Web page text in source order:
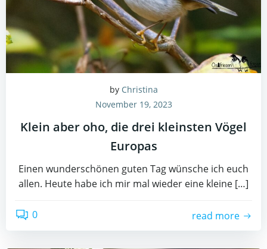
by Christina
November 19, 2023
Klein aber oho, die drei kleinsten Vögel
Europas
Einen wunderschönen guten Tag wünsche ich euch
allen. Heute habe ich mir mal wieder eine kleine […]
0 read more